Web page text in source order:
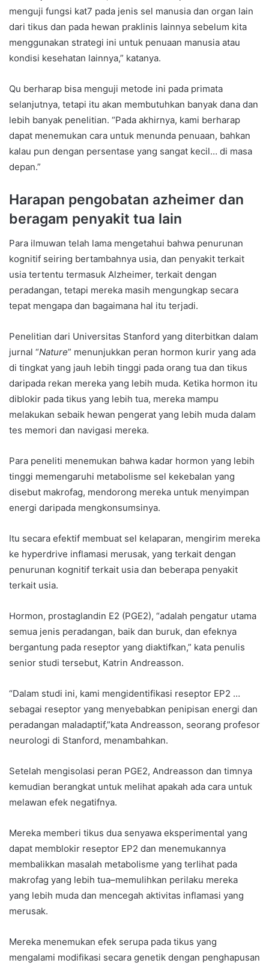
menguji fungsi kat7 pada jenis sel manusia dan organ lain
dari tikus dan pada hewan praklinis lainnya sebelum kita
menggunakan strategi ini untuk penuaan manusia atau
kondisi kesehatan lainnya,” katanya.
Qu berharap bisa menguji metode ini pada primata
selanjutnya, tetapi itu akan membutuhkan banyak dana dan
lebih banyak penelitian. “Pada akhirnya, kami berharap
dapat menemukan cara untuk menunda penuaan, bahkan
kalau pun dengan persentase yang sangat kecil… di masa
depan.”
Harapan pengobatan azheimer dan
beragam penyakit tua lain
Para ilmuwan telah lama mengetahui bahwa penurunan
kognitif seiring bertambahnya usia, dan penyakit terkait
usia tertentu termasuk Alzheimer, terkait dengan
peradangan, tetapi mereka masih mengungkap secara
tepat mengapa dan bagaimana hal itu terjadi.
Penelitian dari Universitas Stanford yang diterbitkan dalam
jurnal “Nature” menunjukkan peran hormon kurir yang ada
di tingkat yang jauh lebih tinggi pada orang tua dan tikus
daripada rekan mereka yang lebih muda. Ketika hormon itu
diblokir pada tikus yang lebih tua, mereka mampu
melakukan sebaik hewan pengerat yang lebih muda dalam
tes memori dan navigasi mereka.
Para peneliti menemukan bahwa kadar hormon yang lebih
tinggi memengaruhi metabolisme sel kekebalan yang
disebut makrofag, mendorong mereka untuk menyimpan
energi daripada mengkonsumsinya.
Itu secara efektif membuat sel kelaparan, mengirim mereka
ke hyperdrive inflamasi merusak, yang terkait dengan
penurunan kognitif terkait usia dan beberapa penyakit
terkait usia.
Hormon, prostaglandin E2 (PGE2), “adalah pengatur utama
semua jenis peradangan, baik dan buruk, dan efeknya
bergantung pada reseptor yang diaktifkan,” kata penulis
senior studi tersebut, Katrin Andreasson.
“Dalam studi ini, kami mengidentifikasi reseptor EP2 …
sebagai reseptor yang menyebabkan penipisan energi dan
peradangan maladaptif,”kata Andreasson, seorang profesor
neurologi di Stanford, menambahkan.
Setelah mengisolasi peran PGE2, Andreasson dan timnya
kemudian berangkat untuk melihat apakah ada cara untuk
melawan efek negatifnya.
Mereka memberi tikus dua senyawa eksperimental yang
dapat memblokir reseptor EP2 dan menemukannya
membalikkan masalah metabolisme yang terlihat pada
makrofag yang lebih tua–memulihkan perilaku mereka
yang lebih muda dan mencegah aktivitas inflamasi yang
merusak.
Mereka menemukan efek serupa pada tikus yang
mengalami modifikasi secara genetik dengan penghapusan